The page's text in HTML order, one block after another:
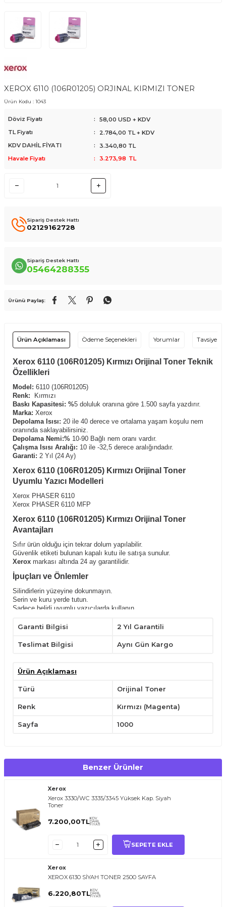
XEROX 6110 (106R01205) ORJINAL KIRMIZI TONER
Ürün Kodu : 1043
Döviz Fiyatı :
58,00 USD + KDV
TL Fiyatı
: 2.784,00 TL + KDV
KDV DAHİL FİYATI
: 3.340,80 TL
Havale Fiyatı
: 3.273,98 TL
Sipariş Destek Hattı
02129162728
Sipariş Destek Hattı
05464288355
Ürünü Paylaş:
Ürün Açıklaması Ödeme Seçenekleri Yorumlar Tavsiye Et
Xerox 6110 (106R01205) Kırmızı Orijinal Toner Teknik
Özellikleri
Model: 6110 (106R01205)
Renk: Kırmızı
Baskı Kapasitesi: %5 doluluk oranına göre 1.500 sayfa yazdırır.
Marka: Xerox
Depolama Isısı: 20 ile 40 derece ve ortalama yaşam koşulu nem
oranında saklayabilirsiniz.
Depolama Nemi:% 10-90 Bağlı nem oranı vardır.
Çalışma Isısı Aralığı: 10 ile -32,5 derece aralığındadır.
Garanti: 2 Yıl (24 Ay)
Xerox 6110 (106R01205) Kırmızı Orijinal Toner
Uyumlu Yazıcı Modelleri
Xerox PHASER 6110
Xerox PHASER 6110 MFP
Xerox 6110 (106R01205) Kırmızı Orijinal Toner
Avantajları
Sıfır ürün olduğu için tekrar dolum yapılabilir.
Güvenlik etiketi bulunan kapalı kutu ile satışa sunulur.
Xerox markası altında 24 ay garantilidir.
İpuçları ve Önlemler
Silindirlerin yüzeyine dokunmayın.
Serin ve kuru yerde tutun.
Sadece belirli uyumlu yazıcılarda kullanın.
Çocukların ulaşabileceği yerlerden uzak tutunuz.
Garanti Bilgisi 2 Yıl Garantili
Teslimat Bilgisi Aynı Gün Kargo
Ürün Açıklaması
Türü Orijinal Toner
Renk Kırmızı (Magenta)
Sayfa 1000
Benzer Ürünler
Xerox
Xerox 3330/WC 3335/3345 Yüksek Kap. Siyah
Toner
7.200,00TLKDV
DAHİL
FİYATI
SEPETE EKLE
Xerox
XEROX 6130 SİYAH TONER 2500 SAYFA
6.220,80TLKDV
DAHİL
FİYATI